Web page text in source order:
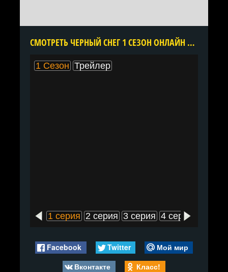
CМОТРЕТЬ ЧЕРНЫЙ СНЕГ 1 СЕЗОН ОНЛАЙН В ХОРОШЕМ КАЧЕСТВЕ ВСЕ СЕРИИ ПОДРЯД БЕСПЛАТНО
1 Сезон Трейлер
1 серия 2 серия 3 серия 4 серия
Facebook Twitter
Мой мир
Вконтакте
Класс!